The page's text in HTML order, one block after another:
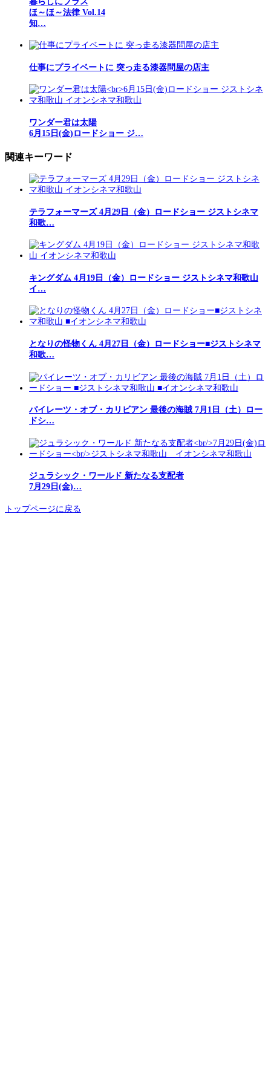
ほ～ほ～法律 Vol.14
知…
仕事にプライベートに 突っ走る漆器問屋の店主
ワンダー君は太陽
6月15日(金)ロードショー ジ…
関連キーワード
テラフォーマーズ 4月29日（金）ロードショー ジストシネマ
和歌…
キングダム 4月19日（金）ロードショー ジストシネマ和歌山
イ…
となりの怪物くん 4月27日（金）ロードショー■ジストシネマ
和歌…
パイレーツ・オブ・カリビアン 最後の海賊 7月1日（土）ロー
ドシ…
ジュラシック・ワールド 新たなる支配者
7月29日(金)…
トップページに戻る